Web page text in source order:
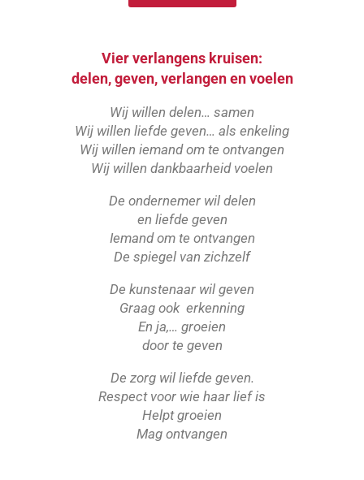
Vier verlangens kruisen:
delen, geven, verlangen en voelen
Wij willen delen… samen
Wij willen liefde geven… als enkeling
Wij willen iemand om te ontvangen
Wij willen dankbaarheid voelen
De ondernemer wil delen
en liefde geven
Iemand om te ontvangen
De spiegel van zichzelf
De kunstenaar wil geven
Graag ook erkenning
En ja,… groeien
door te geven
De zorg wil liefde geven.
Respect voor wie haar lief is
Helpt groeien
Mag ontvangen